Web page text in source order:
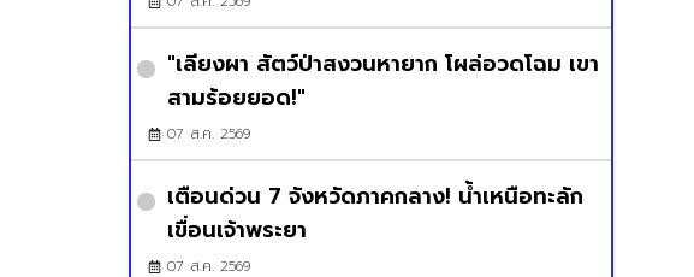
"เลียงผา สัตว์ป่าสงวนหายาก โผล่อวดโฉม เขา
สามร้อยยอด!"
07 ส.ค. 2569
เตือนด่วน 7 จังหวัดภาคกลาง! น้ำเหนือทะลัก
เขื่อนเจ้าพระยา
07 ส.ค. 2569